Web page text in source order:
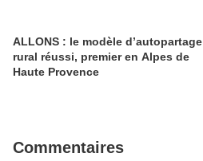
ALLONS : le modèle d’autopartage
rural réussi, premier en Alpes de
Haute Provence
Commentaires